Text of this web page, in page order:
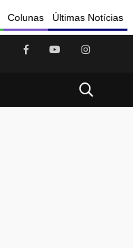
Colunas Últimas Notícias